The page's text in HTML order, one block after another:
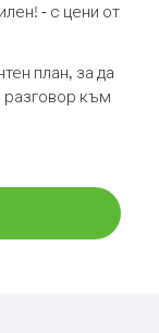
- с цени от
план, за да
разговор към